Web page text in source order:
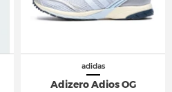
adidas
Adizero Adios OG